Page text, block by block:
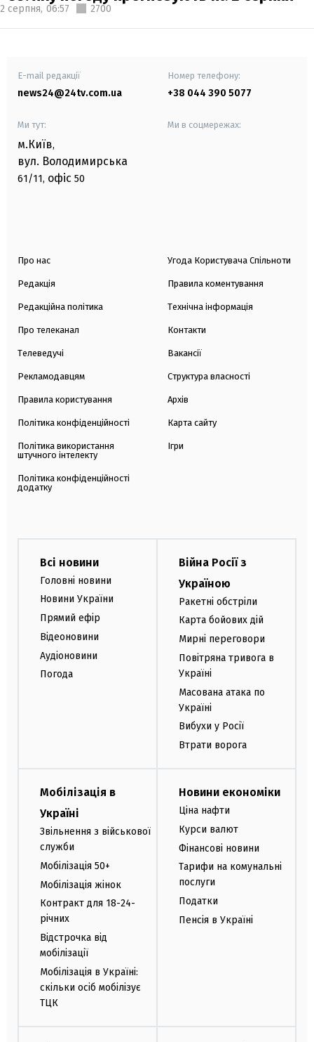
2 серпня, 06:57 2700
E-mail редакції
news24@24tv.com.ua
Номер телефону:
+38 044 390 5077
Ми тут:
м.Київ,
вул. Володимирська
61/11, офіс 50
Ми в соцмережах:
Про нас
Редакція
Редакційна політика
Про телеканал
Телеведучі
Рекламодавцям
Правила користування
Політика конфіденційності
Політика використання
штучного інтелекту
Політика конфіденційності
додатку
Угода Користувача Спільноти
Правила коментування
Технічна інформація
Контакти
Вакансії
Структура власності
Архів
Карта сайту
Ігри
Всі новини
Головні новини
Новини України
Прямий ефір
Відеоновини
Аудіоновини
Погода
Війна Росії з
Україною
Ракетні обстріли
Карта бойових дій
Мирні переговори
Повітряна тривога в
Україні
Масована атака по
Україні
Вибухи у Росії
Втрати ворога
Мобілізація в
Україні
Звільнення з військової
служби
Мобілізація 50+
Мобілізація жінок
Контракт для 18-24-
річних
Відстрочка від
мобілізації
Мобілізація в Україні:
скільки осіб мобілізує
ТЦК
Новини економіки
Ціна нафти
Курси валют
Фінансові новини
Тарифи на комунальні
послуги
Податки
Пенсія в Україні